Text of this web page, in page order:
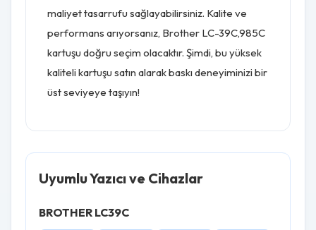
maliyet tasarrufu sağlayabilirsiniz. Kalite ve
performans arıyorsanız, Brother LC-39C,985C
kartuşu doğru seçim olacaktır. Şimdi, bu yüksek
kaliteli kartuşu satın alarak baskı deneyiminizi bir
üst seviyeye taşıyın!
Uyumlu Yazıcı ve Cihazlar
BROTHER LC39C